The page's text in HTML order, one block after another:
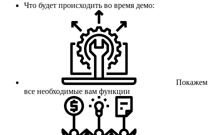
Что будет происходить во время демо:
Покажем
все необходимые вам функции